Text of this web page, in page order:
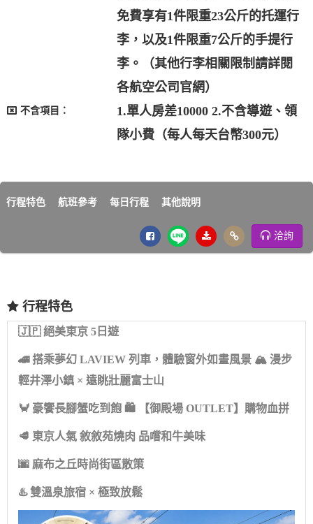
免費享有1件限重23公斤的托運行
李，以及1件限重7公斤的手提行
李。（其他行李相關限制請詳閱
各航空公司官網）
不含項目：
1.單人房差10000 2.不含導遊、領
隊小費（每人每天台幣300元）
行程特色 航班參考 每日行程 其他說明
洽詢
行程特色
🇯🇵 絕美東京 5日遊
🚄 搭乘夢幻 LAVIEW 列車，體驗窗外如畫風景 🏔 漫步
輕井澤小鎮 × 遠眺壯麗富士山
🦀 豪饗長腳蟹吃到飽 🛍 【御殿場 OUTLET】購物血拼
🥩 東京人氣 敘敘苑燒肉 品嚐和牛美味
🌆 麻布之丘時尚街區散策
♨️ 雙溫泉旅宿 × 極致放鬆